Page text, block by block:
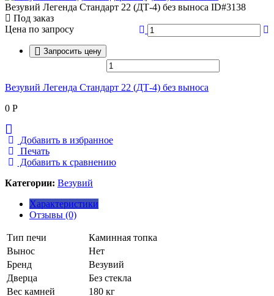
Везувий Легенда Стандарт 22 (ДТ-4) без выноса ID#3138
Под заказ
Цена по запросу
Запросить цену
Везувий Легенда Стандарт 22 (ДТ-4) без выноса
0 Р
Добавить в избранное
Печать
Добавить к сравнению
Категории: Везувий
Характеристики
Отзывы (0)
Тип печи
Каминная топка
Вынос
Нет
Бренд
Везувий
Дверца
Без стекла
Вес камней
180 кг